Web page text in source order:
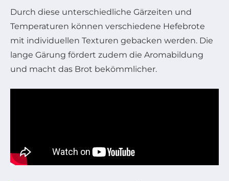
Durch diese unterschiedliche Gärzeiten und
Temperaturen können verschiedene Hefebrote
mit individuellen Texturen gebacken werden. Die
lange Gärung fördert zudem die Aromabildung
und macht das Brot bekömmlicher.